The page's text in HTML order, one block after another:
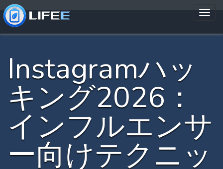
Instagramハッ
キング2026：
インフルエンサ
ー向けテクニッ